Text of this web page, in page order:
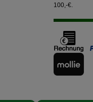
100,-€.